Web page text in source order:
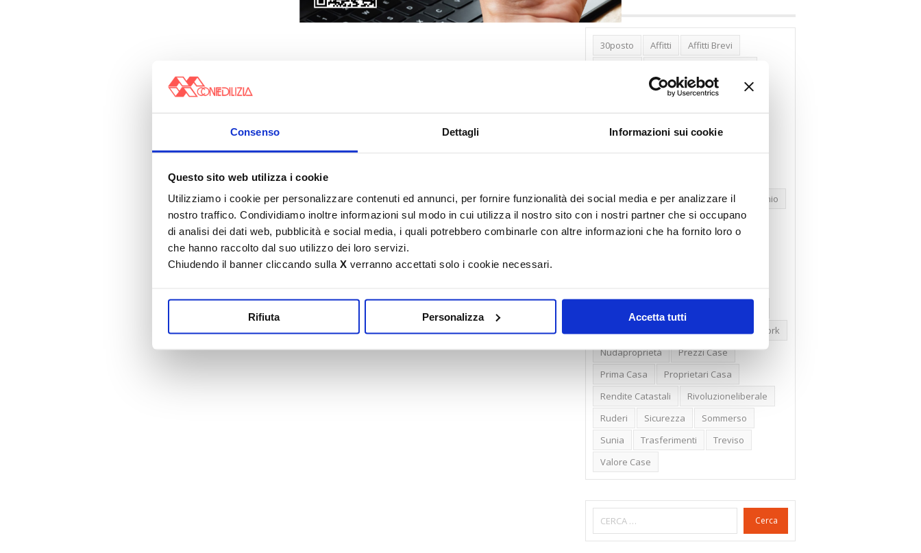
Consenso Dettagli Informazioni sui cookie
Questo sito web utilizza i cookie
Utilizziamo i cookie per personalizzare contenuti ed annunci, per fornire funzionalità dei social media e per analizzare il
nostro traffico. Condividiamo inoltre informazioni sul modo in cui utilizza il nostro sito con i nostri partner che si occupano
di analisi dei dati web, pubblicità e social media, i quali potrebbero combinarle con altre informazioni che ha fornito loro o
che hanno raccolto dal suo utilizzo dei loro servizi.
Chiudendo il banner cliccando sulla X verranno accettati solo i cookie necessari.
Rifiuta Personalizza Accetta tutti
30posto Affitti
Affitti Brevi
Banca Woolwich
Bilocali
Cambioabitazione
Carenza Alloggi
Compravendite Immobiliari
Condominio
Confcommercio
Confedilizia.EU
New York
Nudaproprietà
Prezzi Case
Prima Casa
Proprietari Casa
Rendite Catastali
Rivoluzioneliberale
Ruderi
Sicurezza
Sommerso
Sunia
Trasferimenti
Treviso
Valore Case
Cerca